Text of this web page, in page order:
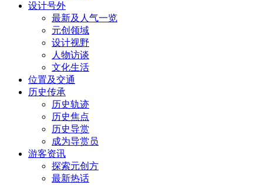
设计号外
最新及人气一览
元创领域
设计视野
人物访谈
文化生活
位置及交通
历史传承
历史轨迹
历史焦点
历史导赏
成为导赏员
游客资讯
探索元创方
最新热话